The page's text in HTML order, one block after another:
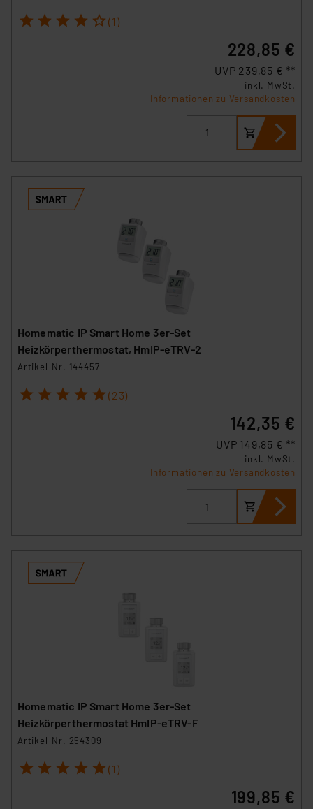
1 2 3 4 5 (1)
228,85 €
UVP 239,85 € **
inkl. MwSt.
Informationen zu Versandkosten
Homematic IP Smart Home 3er-Set
Heizkörperthermostat, HmIP-eTRV-2
Artikel-Nr. 144457
1 2 3 4 5 (23)
142,35 €
UVP 149,85 € **
inkl. MwSt.
Informationen zu Versandkosten
Homematic IP Smart Home 3er-Set
Heizkörperthermostat HmIP-eTRV-F
Artikel-Nr. 254309
1 2 3 4 5 (1)
199,85 €